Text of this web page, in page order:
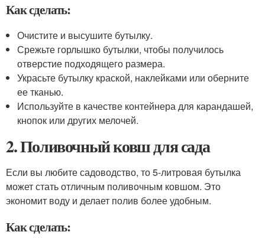
Как сделать:
Очистите и высушите бутылку.
Срежьте горлышко бутылки, чтобы получилось
отверстие подходящего размера.
Украсьте бутылку краской, наклейками или оберните
ее тканью.
Используйте в качестве контейнера для карандашей,
кнопок или других мелочей.
2. Поливочный ковш для сада
Если вы любите садоводство, то 5-литровая бутылка
может стать отличным поливочным ковшом. Это
экономит воду и делает полив более удобным.
Как сделать: